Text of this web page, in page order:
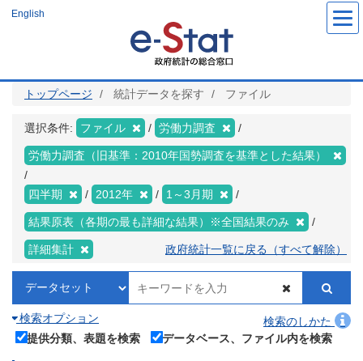
ツ
English
トップページ 統計データを探す ファイル
選択条件: ファイル 労働力調査
労働力調査（旧基準：2010年国勢調査を基準とした結果）
四半期 2012年 1～3月期
結果原表（各期の最も詳細な結果）※全国結果のみ
詳細集計 政府統計一覧に戻る（すべて解除）
検索オプション
検索のしかた
提供分類、表題を検索
データベース、ファイル内を検索